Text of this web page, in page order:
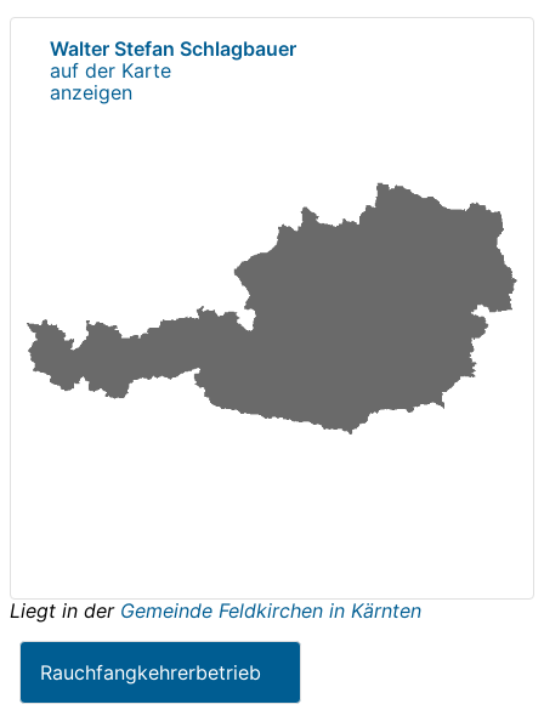
Walter Stefan Schlagbauer
auf der Karte
anzeigen
Liegt in der Gemeinde Feldkirchen in Kärnten
Rauchfangkehrerbetrieb